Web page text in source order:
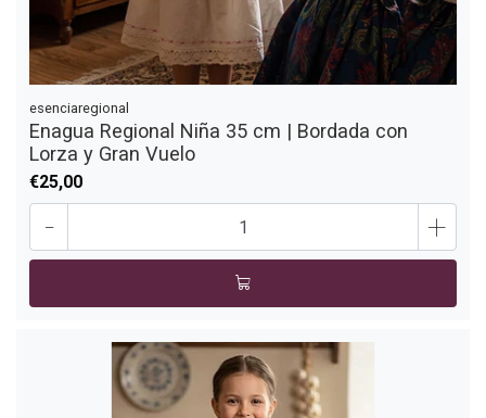
esenciaregional
Enagua Regional Niña 35 cm | Bordada con
Lorza y Gran Vuelo
€25,00
- +